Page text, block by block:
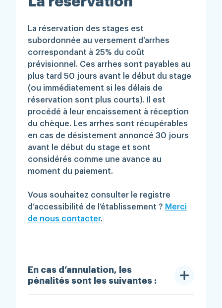
La réservation des stages est
subordonnée au versement d’arrhes
correspondant à 25% du coût
prévisionnel. Ces arrhes sont payables au
plus tard 50 jours avant le début du stage
(ou immédiatement si les délais de
réservation sont plus courts). Il est
procédé à leur encaissement à réception
du chèque. Les arrhes sont récupérables
en cas de désistement annoncé 30 jours
avant le début du stage et sont
considérés comme une avance au
moment du paiement.
Vous souhaitez consulter le registre
d’accessibilité de l’établissement ? Merci
de nous contacter.
En cas d’annulation, les
pénalités sont les suivantes :